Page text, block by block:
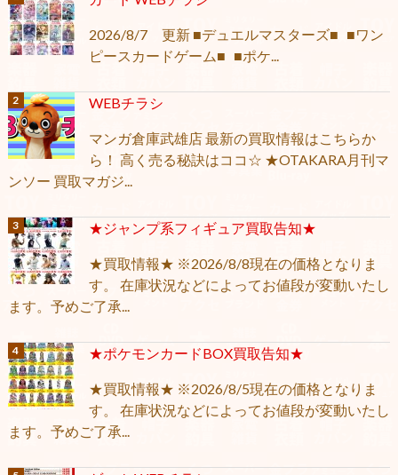
2026/8/7 更新 ■デュエルマスターズ■ ■ワン
ピースカードゲーム■ ■ポケ...
WEBチラシ
マンガ倉庫武雄店 最新の買取情報はこちらか
ら！ 高く売る秘訣はココ☆ ★OTAKARA月刊マ
ンソー 買取マガジ...
★ジャンプ系フィギュア買取告知★
★買取情報★ ※2026/8/8現在の価格となりま
す。 在庫状況などによってお値段が変動いたし
ます。予めご了承...
★ポケモンカードBOX買取告知★
★買取情報★ ※2026/8/5現在の価格となりま
す。 在庫状況などによってお値段が変動いたし
ます。予めご了承...